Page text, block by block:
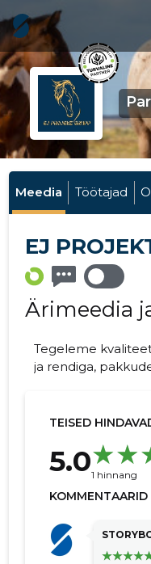
Meedia Töötajad
EJ
Ärimeedia
Tegeleme
ja rendiga,
TEISED
5.01 hinnang
KOMMENTAARID